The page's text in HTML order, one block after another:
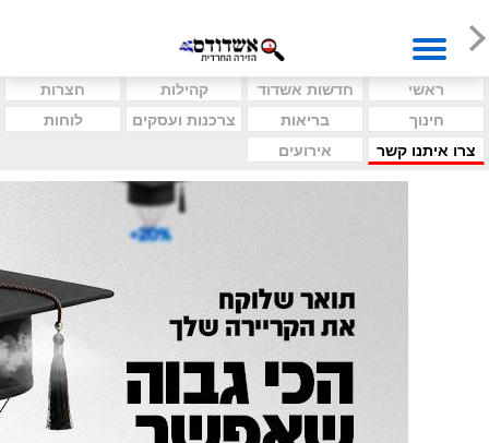
ראשי חדשות אשדוד קהילות
חצרות
חינוך
בריאות צרכנות ועסקים
לוחות
צרו איתנו קשר
אירועים